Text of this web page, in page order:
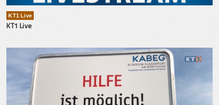
KT1 Live
KT1 Live